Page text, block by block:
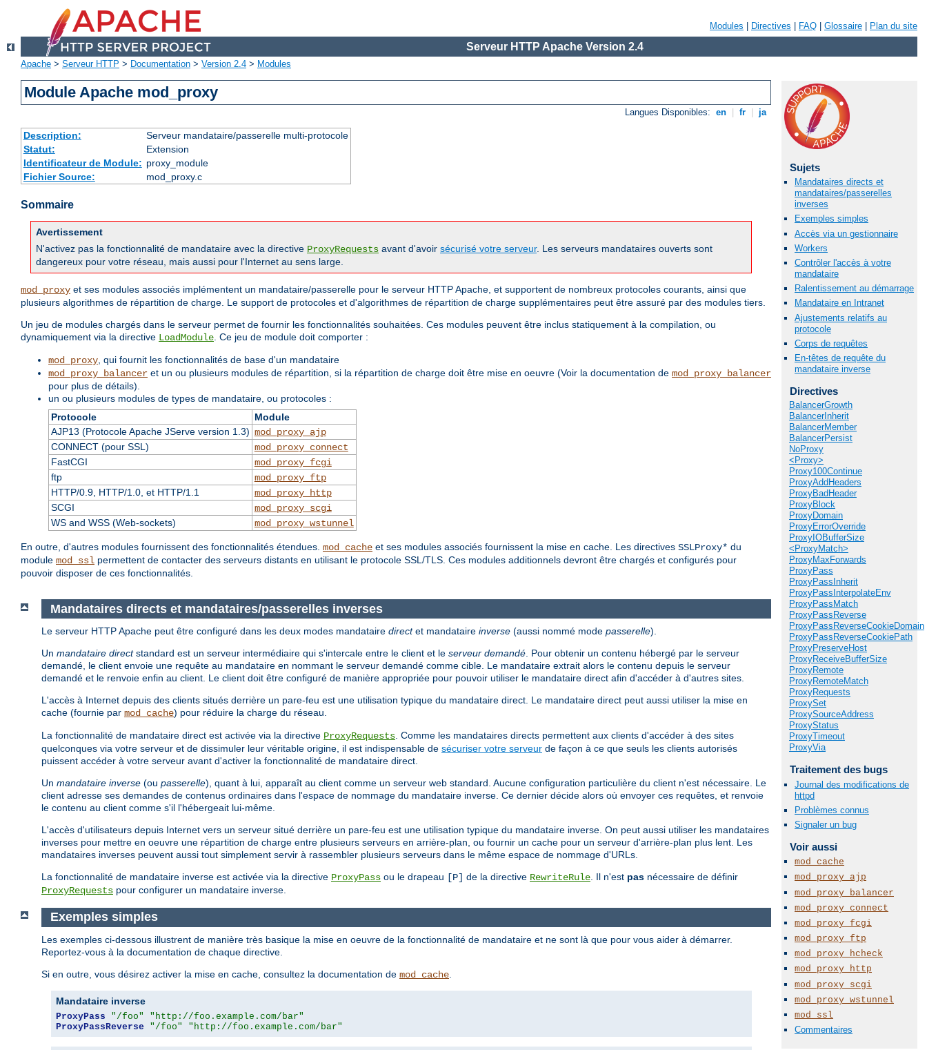
Modules Directives FAQ Glossaire Plan du site
Serveur HTTP Apache Version 2.4
Apache > Serveur HTTP > Documentation > Version 2.4 > Modules
Module Apache mod_proxy
Langues Disponibles: en fr ja
Description:
Serveur mandataire/passerelle multi-protocole
Statut:
Extension
Identificateur de Module: proxy_module
Fichier Source:
mod_proxy.c
Sommaire
Avertissement
N'activez pas la fonctionnalité de mandataire avec la directive ProxyRequests avant d'avoir sécurisé votre serveur. Les serveurs mandataires ouverts sont
dangereux pour votre réseau, mais aussi pour l'Internet au sens large.
mod_proxy et ses modules associés implémentent un mandataire/passerelle pour le serveur HTTP Apache, et supportent de nombreux protocoles courants, ainsi que
plusieurs algorithmes de répartition de charge. Le support de protocoles et d'algorithmes de répartition de charge supplémentaires peut être assuré par des modules tiers.
Un jeu de modules chargés dans le serveur permet de fournir les fonctionnalités souhaitées. Ces modules peuvent être inclus statiquement à la compilation, ou
dynamiquement via la directive LoadModule . Ce jeu de module doit comporter :
mod_proxy , qui fournit les fonctionnalités de base d'un mandataire
mod_proxy_balancer et un ou plusieurs modules de répartition, si la répartition de charge doit être mise en oeuvre (Voir la documentation de mod_proxy_balancer
pour plus de détails).
un ou plusieurs modules de types de mandataire, ou protocoles :
Protocole
Module
AJP13 (Protocole Apache JServe version 1.3) mod_proxy_ajp
CONNECT (pour SSL)
mod_proxy_connect
FastCGI
mod_proxy_fcgi
ftp
mod_proxy_ftp
HTTP/0.9, HTTP/1.0, et HTTP/1.1
mod_proxy_http
SCGI
mod_proxy_scgi
WS and WSS (Web-sockets)
mod_proxy_wstunnel
En outre, d'autres modules fournissent des fonctionnalités étendues. mod_cache et ses modules associés fournissent la mise en cache. Les directives SSLProxy* du
module mod_ssl permettent de contacter des serveurs distants en utilisant le protocole SSL/TLS. Ces modules additionnels devront être chargés et configurés pour
pouvoir disposer de ces fonctionnalités.
Sujets
Mandataires directs et
mandataires/passerelles
inverses
Exemples simples
Accès via un gestionnaire
Workers
Contrôler l'accès à votre
mandataire
Ralentissement au démarrage
Mandataire en Intranet
Ajustements relatifs au
protocole
Corps de requêtes
En-têtes de requête du
mandataire inverse
Directives
BalancerGrowth
BalancerInherit
BalancerMember
BalancerPersist
NoProxy
<Proxy>
Proxy100Continue
ProxyAddHeaders
ProxyBadHeader
ProxyBlock
ProxyDomain
ProxyErrorOverride
ProxyIOBufferSize
<ProxyMatch>
ProxyMaxForwards
ProxyPass
ProxyPassInherit
ProxyPassInterpolateEnv
ProxyPassMatch
ProxyPassReverse
ProxyPassReverseCookieDomain
ProxyPassReverseCookiePath
ProxyPreserveHost
ProxyReceiveBufferSize
ProxyRemote
ProxyRemoteMatch
ProxyRequests
ProxySet
ProxySourceAddress
ProxyStatus
ProxyTimeout
ProxyVia
Traitement des bugs
Journal des modifications de
httpd
Problèmes connus
Signaler un bug
Voir aussi
mod_cache
mod_proxy_ajp
mod_proxy_balancer
mod_proxy_connect
mod_proxy_fcgi
mod_proxy_ftp
mod_proxy_hcheck
mod_proxy_http
mod_proxy_scgi
mod_proxy_wstunnel
mod_ssl
Commentaires
Mandataires directs et mandataires/passerelles inverses
Le serveur HTTP Apache peut être configuré dans les deux modes mandataire directet mandataire inverse (aussi nommé mode passerelle).
Un mandataire directstandard est un serveur intermédiaire qui s'intercale entre le client et le serveur demandé. Pour obtenir un contenu hébergé par le serveur
demandé, le client envoie une requête au mandataire en nommant le serveur demandé comme cible. Le mandataire extrait alors le contenu depuis le serveur
demandé et le renvoie enfin au client. Le client doit être configuré de manière appropriée pour pouvoir utiliser le mandataire direct afin d'accéder à d'autres sites.
L'accès à Internet depuis des clients situés derrière un pare-feu est une utilisation typique du mandataire direct. Le mandataire direct peut aussi utiliser la mise en
cache (fournie par mod_cache) pour réduire la charge du réseau.
La fonctionnalité de mandataire direct est activée via la directive ProxyRequests. Comme les mandataires directs permettent aux clients d'accéder à des sites
quelconques via votre serveur et de dissimuler leur véritable origine, il est indispensable de sécuriser votre serveur de façon à ce que seuls les clients autorisés
puissent accéder à votre serveur avant d'activer la fonctionnalité de mandataire direct.
Un mandataire inverse (ou passerelle), quant à lui, apparaît au client comme un serveur web standard. Aucune configuration particulière du client n'est nécessaire. Le
client adresse ses demandes de contenus ordinaires dans l'espace de nommage du mandataire inverse. Ce dernier décide alors où envoyer ces requêtes, et renvoie
le contenu au client comme s'il l'hébergeait lui-même.
L'accès d'utilisateurs depuis Internet vers un serveur situé derrière un pare-feu est une utilisation typique du mandataire inverse. On peut aussi utiliser les mandataires
inverses pour mettre en oeuvre une répartition de charge entre plusieurs serveurs en arrière-plan, ou fournir un cache pour un serveur d'arrière-plan plus lent. Les
mandataires inverses peuvent aussi tout simplement servir à rassembler plusieurs serveurs dans le même espace de nommage d'URLs.
La fonctionnalité de mandataire inverse est activée via la directive ProxyPass ou le drapeau [P] de la directive RewriteRule. Il n'est pas nécessaire de définir
ProxyRequests pour configurer un mandataire inverse.
Exemples simples
Les exemples ci-dessous illustrent de manière très basique la mise en oeuvre de la fonctionnalité de mandataire et ne sont là que pour vous aider à démarrer.
Reportez-vous à la documentation de chaque directive.
Si en outre, vous désirez activer la mise en cache, consultez la documentation de mod_cache
Mandataire inverse
ProxyPass "/foo"
"http://foo.example.com/bar"
ProxyPassReverse
"/foo" "http://foo.example.com/bar"